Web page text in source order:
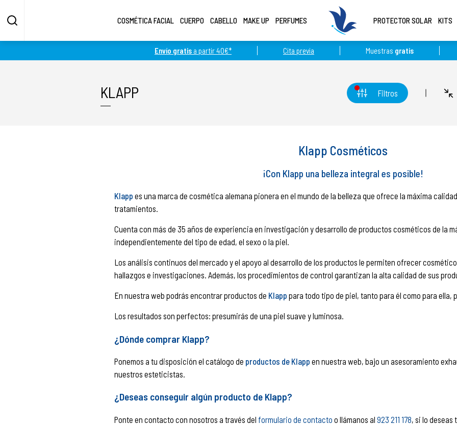
Envío gratis a partir 40€* Cita previa Muestras gratis
COSMÉTICA FACIAL CUERPO CABELLO MAKE UP PERFUMES PROTECTOR SOLAR KITS
KLAPP Filtros
Klapp Cosméticos
¡Con Klapp una belleza integral es posible!
Klapp es una marca de cosmética alemana pionera en el mundo de la belleza que ofrece la máxima
tratamientos.
Cuenta con más de 35 años de experiencia en investigación y desarrollo de productos cosméticos de la
independientemente del tipo de edad, el sexo o la piel.
Los análisis continuos del mercado y el apoyo al desarrollo de los productos le permiten ofrecer
hallazgos e investigaciones. Además, los procedimientos de control garantizan la alta calidad de sus
En nuestra web podrás encontrar productos de Klapp para todo tipo de piel, tanto para él como para ella,
Los resultados son perfectos: presumirás de una piel suave y luminosa.
¿Dónde comprar Klapp?
Ponemos a tu disposición el catálogo de productos de Klapp en nuestra web, bajo un asesoramiento
nuestros esteticistas.
¿Deseas conseguir algún producto de Klapp?
Ponte en contacto con nosotros a través del formulario de contacto o llámanos al 923 211 178, si lo deseas